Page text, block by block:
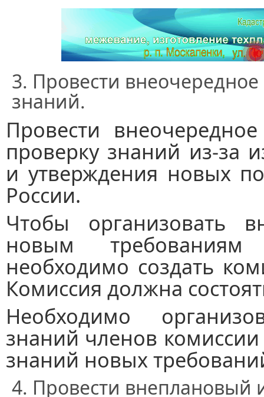
Провести
знаний.
Провести
проверку знаний из-за
и утверждения новых
России.
Чтобы организовать
новым
необходимо создать
Комиссия должна
Необходимо
знаний членов
знаний новых
Провести внеплановый